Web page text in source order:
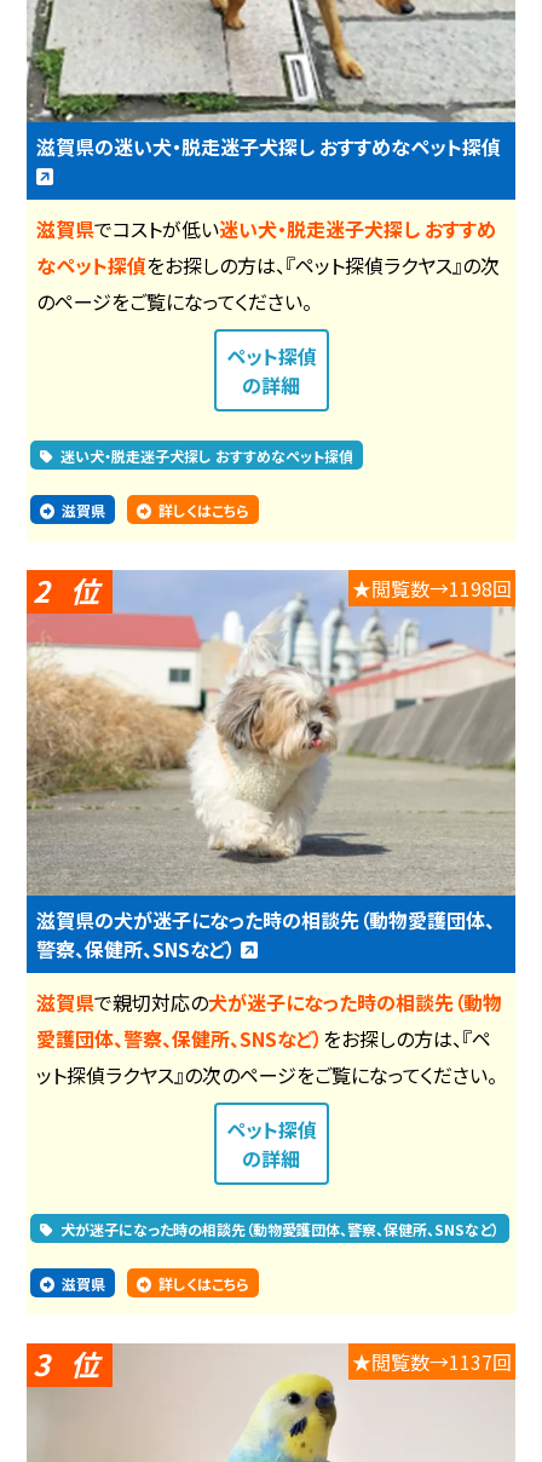
滋賀県の迷い犬・脱走迷子犬探し おすすめなペット探偵
滋賀県でコストが低い迷い犬・脱走迷子犬探し おすすめ
なペット探偵をお探しの方は、『ペット探偵ラクヤス』の次
のページをご覧になってください。
ペット探偵
の詳細
迷い犬・脱走迷子犬探し おすすめなペット探偵
滋賀県 詳しくはこちら
2 ★閲覧数→1198回
滋賀県の犬が迷子になった時の相談先（動物愛護団体、
警察、保健所、SNSなど）
滋賀県で親切対応の犬が迷子になった時の相談先（動物
愛護団体、警察、保健所、SNSなど） をお探しの方は、『ペ
ット探偵ラクヤス』の次のページをご覧になってください。
ペット探偵
の詳細
犬が迷子になった時の相談先（動物愛護団体、警察、保健所、SNSなど）
滋賀県 詳しくはこちら
3 ★閲覧数→1137回